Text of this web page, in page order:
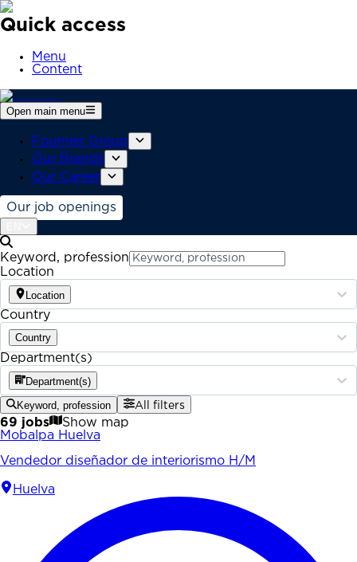
Quick access
Menu
Content
Open main menu
Fournier Group
Our Brands
Our Career
Our job openings
Keyword, profession
Location
Location
Country
Country
Department(s)
Department(s)
Keyword, profession All filters
69 jobs
Show map
Mobalpa Huelva
Vendedor diseñador de interiorismo H/M
Huelva